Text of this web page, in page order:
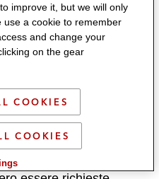
di una richiesta da
del Global
studio contatterà
entro il termine
per
della richiesta e, se
informazioni in
della natura
improve it, but we will only
use a cookie to remember
and change your
on the gear
COOKIES
COOKIES